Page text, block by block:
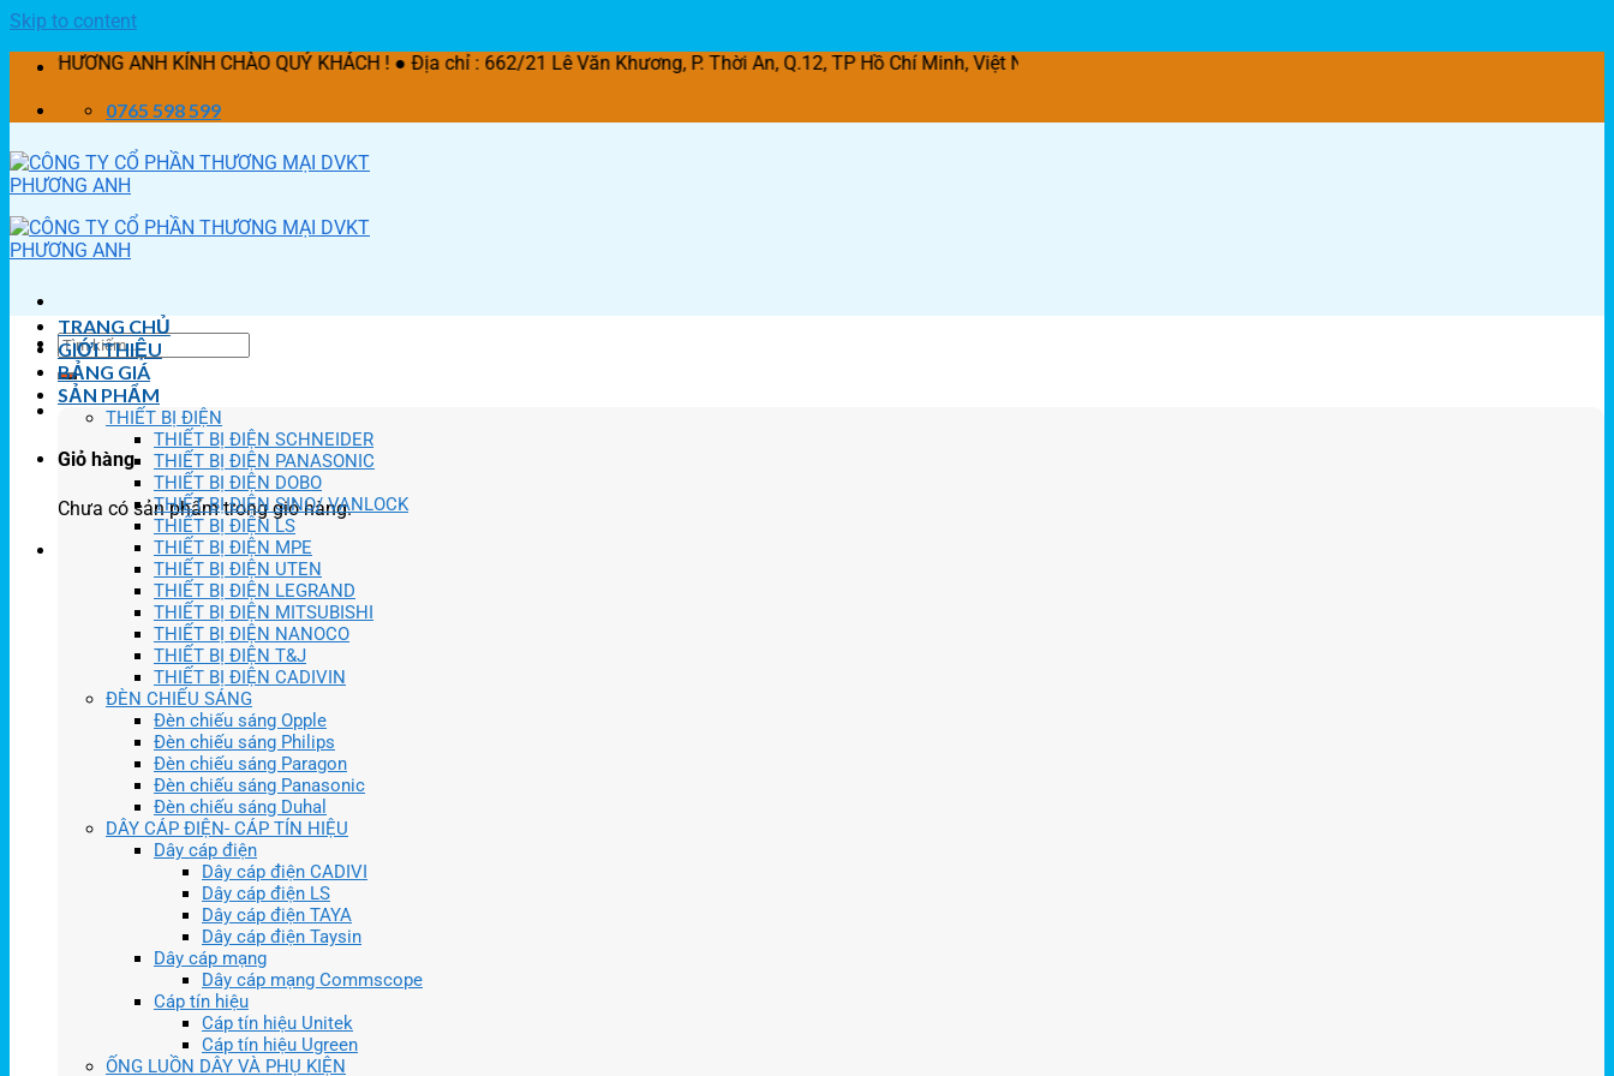
Skip to content
ANH KÍNH CHÀO QUÝ KHÁCH ! ● Địa chỉ : 662/21 Lê Văn Khương, P. Thời An, Q.12, TP Hồ Chí Minh, Việt Nam
0765 598 599
Giỏ hàng
Chưa có sản phẩm trong giỏ hàng.
TRANG CHỦ
GIỚI THIỆU
BẢNG GIÁ
SẢN PHẨM
THIẾT BỊ ĐIỆN
THIẾT BỊ ĐIỆN SCHNEIDER
THIẾT BỊ ĐIỆN PANASONIC
THIẾT BỊ ĐIỆN DOBO
THIẾT BỊ ĐIỆN SINO/ VANLOCK
THIẾT BỊ ĐIỆN LS
THIẾT BỊ ĐIỆN MPE
THIẾT BỊ ĐIỆN UTEN
THIẾT BỊ ĐIỆN LEGRAND
THIẾT BỊ ĐIỆN MITSUBISHI
THIẾT BỊ ĐIỆN NANOCO
THIẾT BỊ ĐIỆN T&J
THIẾT BỊ ĐIỆN CADIVIN
ĐÈN CHIẾU SÁNG
Đèn chiếu sáng Opple
Đèn chiếu sáng Philips
Đèn chiếu sáng Paragon
Đèn chiếu sáng Panasonic
Đèn chiếu sáng Duhal
DÂY CÁP ĐIỆN- CÁP TÍN HIỆU
Dây cáp điện
Dây cáp điện CADIVI
Dây cáp điện LS
Dây cáp điện TAYA
Dây cáp điện Taysin
Dây cáp mạng
Dây cáp mạng Commscope
Cáp tín hiệu
Cáp tín hiệu Unitek
Cáp tín hiệu Ugreen
ỐNG LUỒN DÂY VÀ PHỤ KIỆN